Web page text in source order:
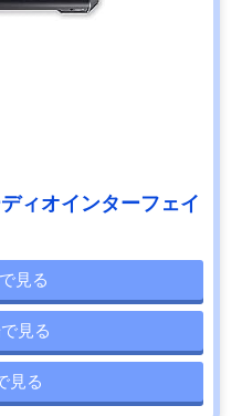
ィオインターフェイ
見る
見る
見る